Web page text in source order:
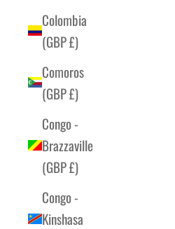
Colombia
(GBP £)
Comoros
(GBP £)
Congo -
Brazzaville
(GBP £)
Congo -
Kinshasa